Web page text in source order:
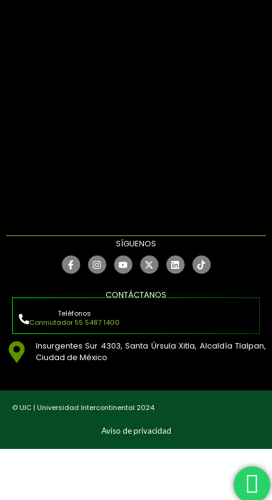
SÍGUENOS
CONTÁCTANOS
Teléfonos
Conmutador 55 5487 1400
Insurgentes Sur 4303, Santa Úrsula Xitla, Alcaldía Tlalpan,
Ciudad de México
© UIC | Universidad Intercontinental 2024.
Aviso de privacidad